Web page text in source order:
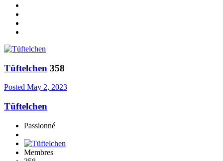
Tüftelchen 358
Posted May 2, 2023
Tüftelchen
Passionné
Membres